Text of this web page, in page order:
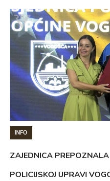
INFO
ZAJEDNICA
POLICIJSKOJ UPRAVI